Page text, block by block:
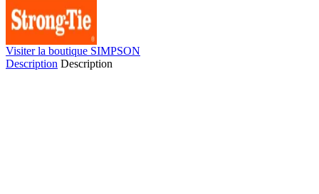
Visiter la boutique SIMPSON
Description Description